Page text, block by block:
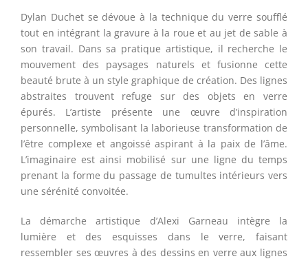
Dylan Duchetse dévoue à la technique du verre soufflé
tout en intégrant la gravure à la roue et au jet de sable à
son travail. Dans sa pratique artistique, il recherche le
mouvement des paysages naturels et fusionne cette
beauté brute à un style graphique de création. Des lignes
abstraites trouvent refuge sur des objets en verre
épurés. L’artiste présente une œuvre d’inspiration
personnelle, symbolisant la laborieuse transformation de
l’être complexe et angoissé aspirant à la paix de l’âme.
L’imaginaire est ainsi mobilisé sur une ligne du temps
prenant la forme du passage de tumultes intérieurs vers
une sérénité convoitée.
La démarche artistique d’Alexi Garneau intègre la
lumière et des esquisses dans le verre, faisant
ressembler ses œuvres à des dessins en verre aux lignes